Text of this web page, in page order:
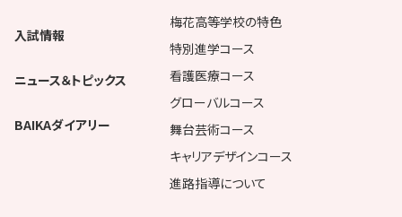
入試情報
ニュース＆トピックス
BAIKAダイアリー
梅花高等学校の特色
特別進学コース
看護医療コース
グローバルコース
舞台芸術コース
キャリアデザインコース
進路指導について